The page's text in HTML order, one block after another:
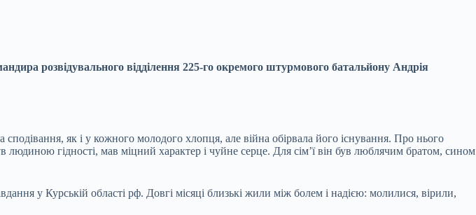
розвідувального відділення 225-го окремого штурмового батальйону Андрія
як і у кожного молодого хлопця, але війна обірвала його існування. Про нього
гідності, мав міцний характер і чуйне серце. Для сім’ї він був люблячим братом, сином
у Курській області рф. Довгі місяці близькі жили між болем і надією: молилися, вірили,